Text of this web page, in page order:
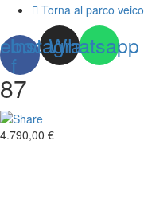
Torna al parco
f
Instagram
Whatsapp
87
4.790,00 €